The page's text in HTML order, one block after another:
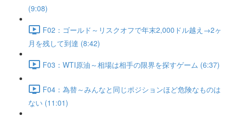
(9:08)
F02：ゴールド～リスクオフで年末2,000ドル越え→2ヶ
月を残して到達 (8:42)
F03：WTI原油～相場は相手の限界を探すゲーム (6:37)
F04：為替～みんなと同じポジションほど危険なものは
ない (11:01)